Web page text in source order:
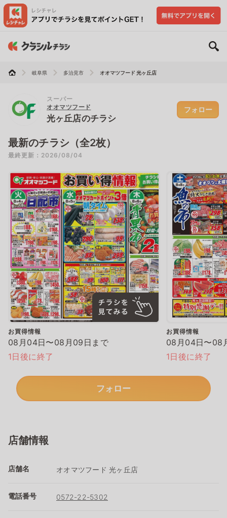
岐阜県 多治見市 オオマツフード 光ヶ丘店
スーパー
オオマツフード
光ヶ丘店のチラシ
フォロー
最新のチラシ（全2枚）
最終更新：2026/08/04
お買得情報
08月04日〜08月09日まで
1日後に終了
お買得情報
08月04日〜08
1日後に終了
フォロー
店舗情報
店舗名 オオマツフード 光ヶ丘店
電話番号 0572-22-5302